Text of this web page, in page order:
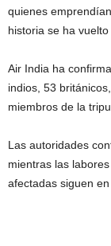
quienes
historia se ha
Air India ha
indios, 53
miembros de la
Las autoridades
mientras las
afectadas siguen